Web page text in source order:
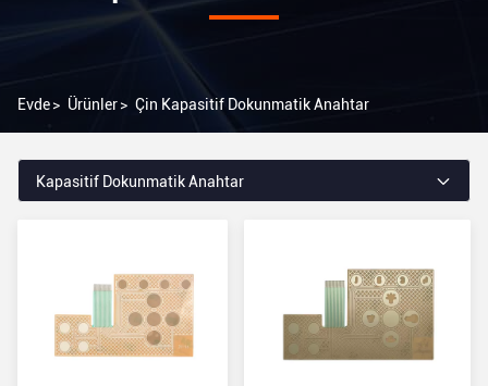
Evde> Ürünler> Çin Kapasitif Dokunmatik Anahtar
Kapasitif Dokunmatik Anahtar